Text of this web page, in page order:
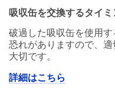
吸収缶を交換するタイ
破過した吸収缶を使用
恐れがありますので、
大切です。
詳細はこちら